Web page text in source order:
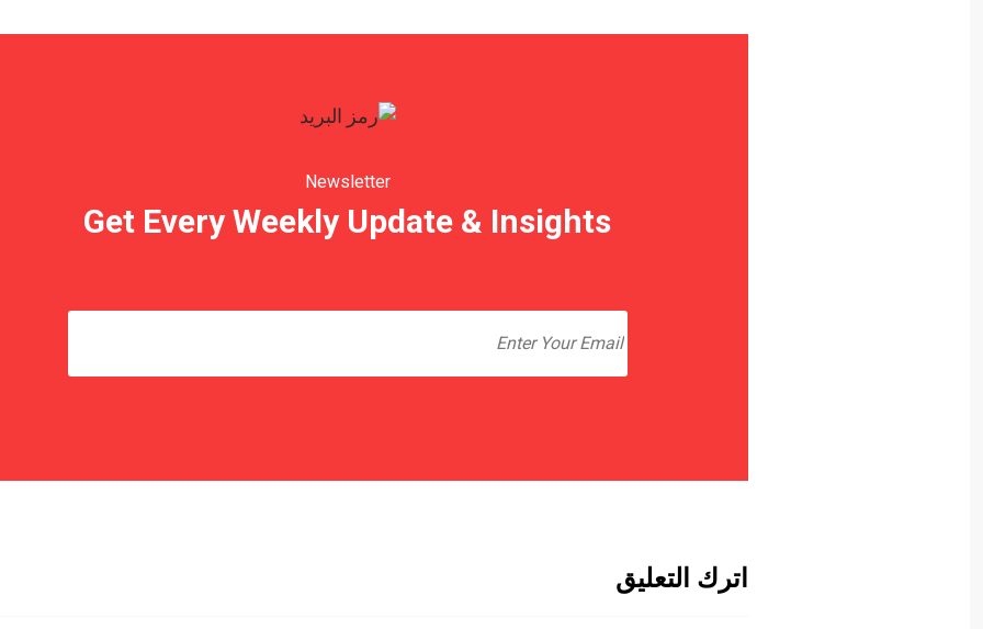
Newsletter
Get Every Weekly Update & Insights
اترك التعليق